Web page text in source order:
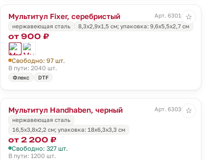
Мультитул Fixer, серебристый
Арт. 63014.10
нержавеющая сталь
8,3x2,9x1,5 см; упаковка: 9,6х5,5х2,7 см
от 900 ₽
Свободно: 97 шт.
В пути: 2040 шт.
Флекс DTF
☆
Мультитул Handhaben, черный
Арт. 63030.30
нержавеющая сталь
16,5x3,8x2,2 см; упаковка: 18x6,3x3,3 см
от 2 200 ₽
Свободно: 327 шт.
В пути: 1200 шт.
☆